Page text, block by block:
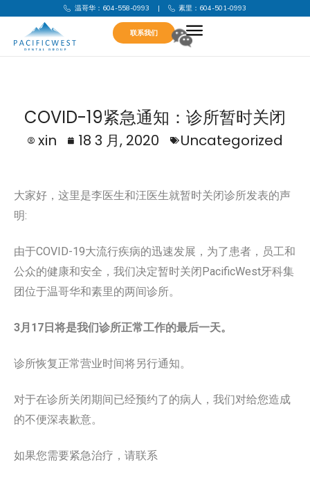
温哥华：604-558-0993 | 素里：604-501-0993
联系我们
COVID-19紧急通知：诊所暂时关闭
xin 18 3 月, 2020 Uncategorized
大家好，这里是李医生和汪医生就暂时关闭诊所发表的声
明:
由于COVID-19大流行疾病的迅速发展，为了患者，员工和
公众的健康和安全，我们决定暂时关闭PacificWest牙科集
团位于温哥华和素里的两间诊所。
3月17日将是我们诊所正常工作的最后一天。
诊所恢复正常营业时间将另行通知。
对于在诊所关闭期间已经预约了的病人，我们对给您造成
的不便深表歉意。
如果您需要紧急治疗，请联系